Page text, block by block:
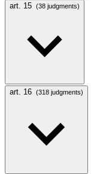
art. 15 (38 judgments)
art. 16 (318 judgments)